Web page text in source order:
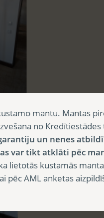
mantu. Mantas
no
un nenes
var tikt atklāti pēc
lietotās kustamās
pēc AML anketas